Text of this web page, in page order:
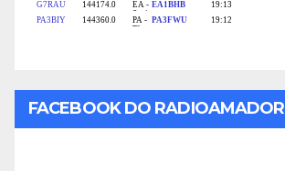
FACEBOOK DO RADIOAMADOR